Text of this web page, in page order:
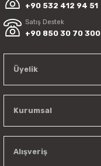
+90 532 412 94 51
Satış Destek
+90 850 30 70 300
Üyelik
Kurumsal
Alışveriş